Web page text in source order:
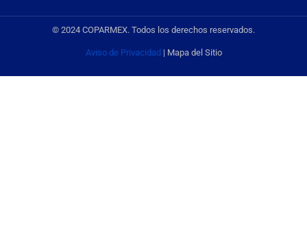
© 2024 COPARMEX. Todos los derechos reservados.
Aviso de Privacidad | Mapa del Sitio